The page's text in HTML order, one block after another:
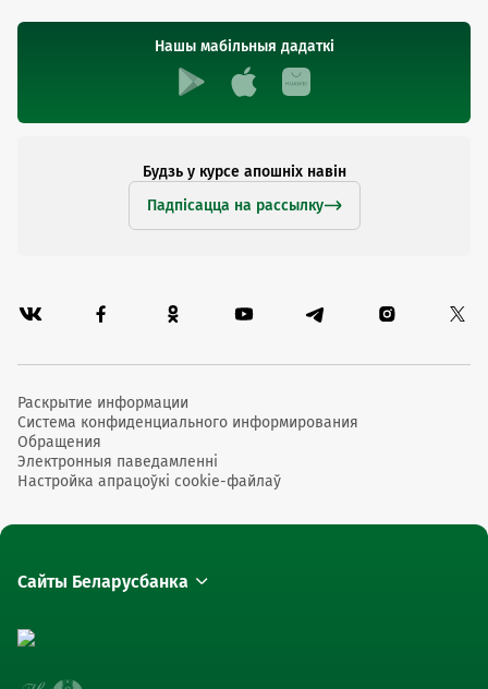
Нашы мабільныя дадаткі
Будзь у курсе апошніх навін
Падпісацца на рассылку
Раскрытие информации
Система конфиденциального информирования
Обращения
Электронныя паведамленні
Настройка апрацоўкі cookie-файлаў
Сайты Беларусбанка